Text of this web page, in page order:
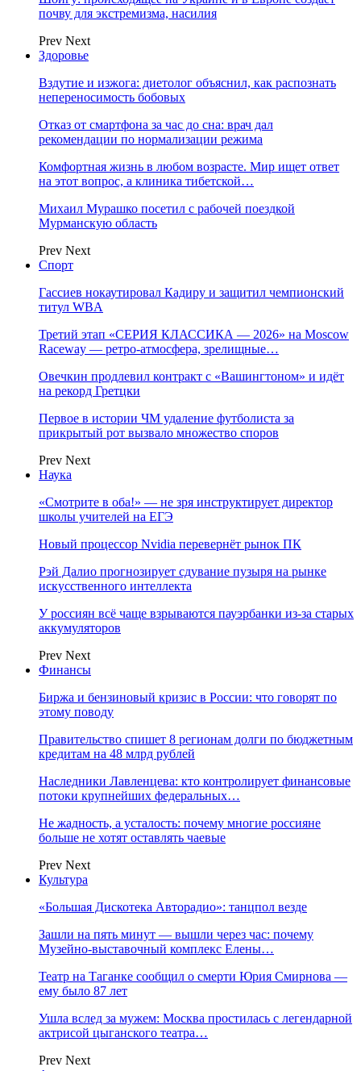
почву для экстремизма, насилия
Prev Next
Здоровье
Вздутие и изжога: диетолог объяснил, как распознать
непереносимость бобовых
Отказ от смартфона за час до сна: врач дал
рекомендации по нормализации режима
Комфортная жизнь в любом возрасте. Мир ищет ответ
на этот вопрос, а клиника тибетской…
Михаил Мурашко посетил с рабочей поездкой
Мурманскую область
Prev Next
Спорт
Гассиев нокаутировал Кадиру и защитил чемпионский
титул WBA
Третий этап «СЕРИЯ КЛАССИКА — 2026» на Moscow
Raceway — ретро‑атмосфера, зрелищные…
Овечкин продлевил контракт с «Вашингтоном» и идёт
на рекорд Гретцки
Первое в истории ЧМ удаление футболиста за
прикрытый рот вызвало множество споров
Prev Next
Наука
«Смотрите в оба!» — не зря инструктирует директор
школы учителей на ЕГЭ
Новый процессор Nvidia перевернёт рынок ПК
Рэй Далио прогнозирует сдувание пузыря на рынке
искусственного интеллекта
У россиян всё чаще взрываются пауэрбанки из-за старых
аккумуляторов
Prev Next
Финансы
Биржа и бензиновый кризис в России: что говорят по
этому поводу
Правительство спишет 8 регионам долги по бюджетным
кредитам на 48 млрд рублей
Наследники Лавленцева: кто контролирует финансовые
потоки крупнейших федеральных…
Не жадность, а усталость: почему многие россияне
больше не хотят оставлять чаевые
Prev Next
Культура
«Большая Дискотека Авторадио»: танцпол везде
Зашли на пять минут — вышли через час: почему
Музейно-выставочный комплекс Елены…
Театр на Таганке сообщил о смерти Юрия Смирнова —
ему было 87 лет
Ушла вслед за мужем: Москва простилась с легендарной
актрисой цыганского театра…
Prev Next